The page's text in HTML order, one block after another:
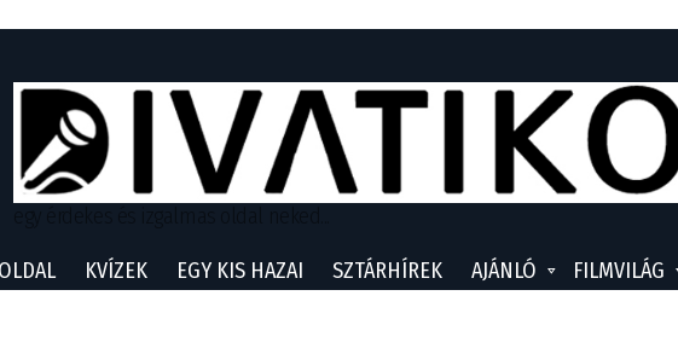
KVÍZEK EGY KIS HAZAI SZTÁRHÍREK AJÁNLÓ FILMVILÁG